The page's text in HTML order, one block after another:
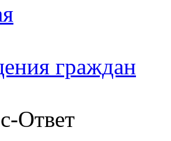
граждан
Ответ